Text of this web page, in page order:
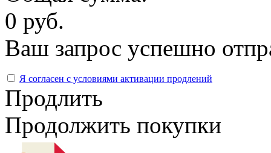
0 руб.
Ваш запрос успешно
Я согласен с условиями активации продлений
Продлить
Продолжить покупки